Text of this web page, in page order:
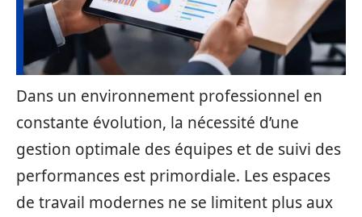
Dans un environnement professionnel en
constante évolution, la nécessité d’une
gestion optimale des équipes et de suivi des
performances est primordiale. Les espaces
de travail modernes ne se limitent plus aux